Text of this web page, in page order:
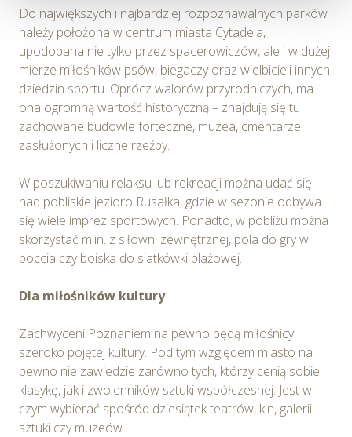
Serwisu, dostosowywania działania Serwisu do
preferencji użytkowników, tworzenia statystyk
użytkowania Serwisu oraz w celach marketingowych.
Informacje, w tym dane osobowe, pozyskane w związku
z wykorzystywaniem plików cookie w Serwisie,
przetwarzane są przez Spravia Sp. z o.o. jako
usługodawcę Serwisu w ww. celach oraz mogą być
o.o. W związku z powyższym użytkownik ma prawo do
dostępu do swoich danych osobowych, ich sprostowania,
usunięcia, ograniczenia przetwarzania, wniesienia
sprzeciwu wobec przetwarzania, a także prawo do
wniesienia skargi do Prezesa Urzędu Ochrony Danych
wykorzystywanych w Serwisie oraz inne informacje
Serwisu dostępne są w Polityce prywatności – pliki
cookie.
Wybierając opcję „Zgadzam się” wyrażasz zgodę na
wykorzystywanie w Serwisie wszystkich plików
cookie przez Spravia Sp. z o.o. oraz jej Partnerów we
Do największych i najbardziej rozpoznawalnych parków
należy położona w centrum miasta Cytadela,
upodobana nie tylko przez spacerowiczów, ale i w dużej
mierze miłośników psów, biegaczy oraz wielbicieli innych
dziedzin sportu. Oprócz walorów przyrodniczych, ma
ona ogromną wartość historyczną – znajdują się tu
zachowane budowle forteczne, muzea, cmentarze
zasłużonych i liczne rzeźby.
W poszukiwaniu relaksu lub rekreacji można udać się
nad pobliskie jezioro Rusałka, gdzie w sezonie odbywa
się wiele imprez sportowych. Ponadto, w pobliżu można
skorzystać m.in. z siłowni zewnętrznej, pola do gry w
boccia czy boiska do siatkówki plażowej.
Dla miłośników kultury
Zachwyceni Poznaniem na pewno będą miłośnicy
szeroko pojętej kultury. Pod tym względem miasto na
pewno nie zawiedzie zarówno tych, którzy cenią sobie
klasykę, jak i zwolenników sztuki współczesnej. Jest w
czym wybierać spośród dziesiątek teatrów, kin, galerii
sztuki czy muzeów.